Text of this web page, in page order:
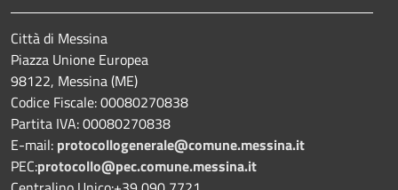
Città di Messina
Piazza Unione Europea
98122, Messina (ME)
Codice Fiscale: 00080270838
Partita IVA: 00080270838
E-mail: protocollogenerale@comune.messina.it
PEC:protocollo@pec.comune.messina.it